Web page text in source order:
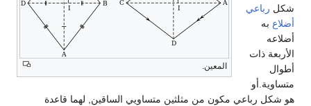
المعين.
شكل رباعي
أضلاع به
أضلاعه
الأربعة ذات
أطوال
متساوية.أو
هو شكل رباعي مكون من مثلثين متساويي الساقين, لهما قاعدة